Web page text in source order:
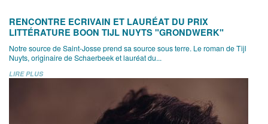
RENCONTRE ECRIVAIN ET LAURÉAT DU PRIX
LITTÉRATURE BOON TIJL NUYTS "GRONDWERK"
Notre source de Saint-Josse prend sa source sous terre. Le roman de Tijl
Nuyts, originaire de Schaerbeek et lauréat du...
LIRE PLUS